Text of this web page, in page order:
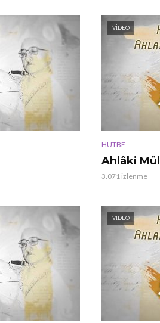
VIDEO
HUTBE
Ahlâki
3.071 izlenme
VIDEO